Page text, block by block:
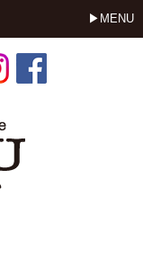
MENU